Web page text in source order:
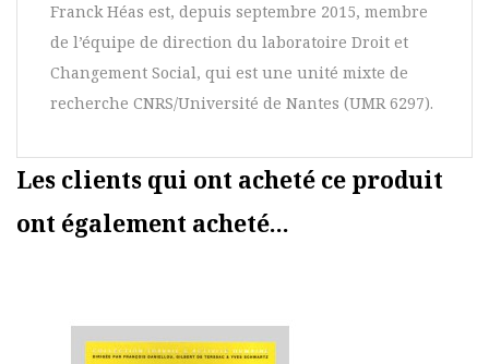
Franck Héas est, depuis septembre 2015, membre
de l’équipe de direction du laboratoire Droit et
Changement Social, qui est une unité mixte de
recherche CNRS/Université de Nantes (UMR 6297).
Les clients qui ont acheté ce produit
ont également acheté...